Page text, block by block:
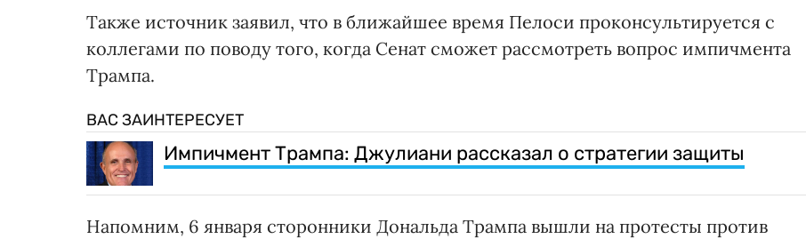
Также источник заявил, что в ближайшее время Пелоси проконсультируется с
коллегами по поводу того, когда Сенат сможет рассмотреть вопрос импичмента
Трампа.
ВАС ЗАИНТЕРЕСУЕТ
Импичмент Трампа: Джулиани рассказал о стратегии защиты
Напомним, 6 января сторонники Дональда Трампа вышли на протесты против